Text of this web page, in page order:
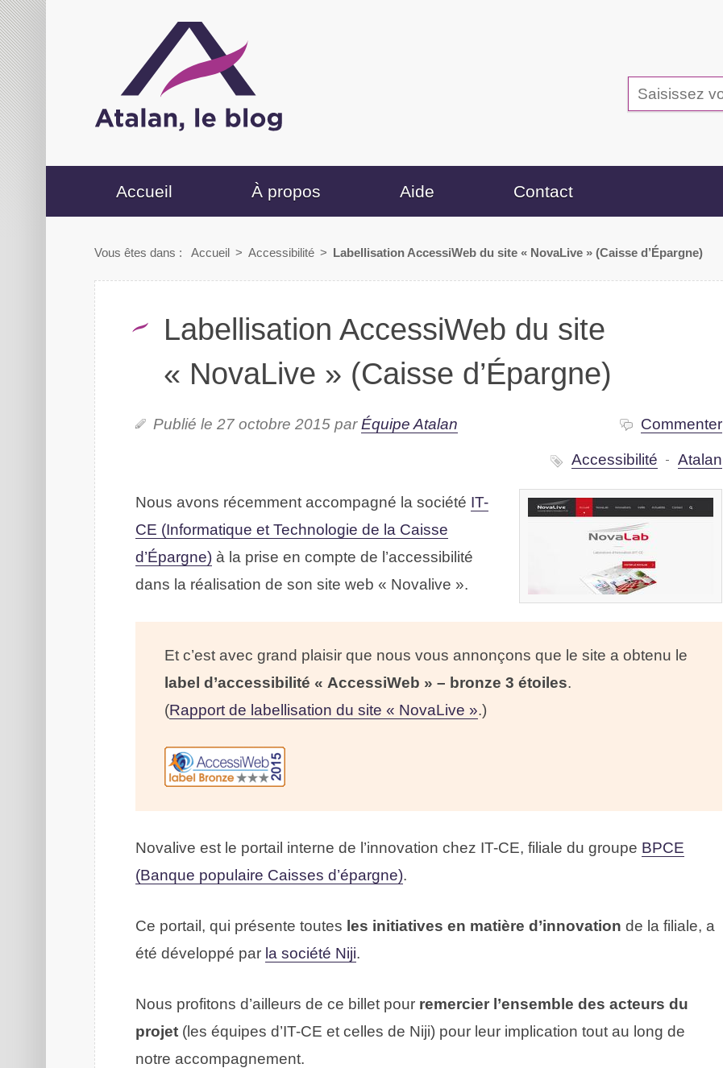
Accueil À propos Aide Contact
Vous êtes dans : Accueil > Accessibilité > Labellisation AccessiWeb du site « NovaLive » (Caisse d’Épargne)
Labellisation AccessiWeb du site
« NovaLive » (Caisse d’Épargne)
Commenter
Publié le 27 octobre 2015 parÉquipe Atalan
Accessibilité Atalan
Nous avons récemment accompagné la société IT-
CE (Informatique et Technologie de la Caisse
d’Épargne)à la prise en compte de l’accessibilité
dans la réalisation de son site web « Novalive ».
Et c’est avec grand plaisir que nous vous annonçons que le site a obtenu le
label d’accessibilité « AccessiWeb » – bronze 3 étoiles.
(Rapport de labellisation du site « NovaLive ».)
Novalive est le portail interne de l’innovation chez IT-CE, filiale du groupe BPCE
(Banque populaire Caisses d’épargne).
Ce portail, qui présente toutes les initiatives en matière d’innovation de la filiale, a
été développé par la société Niji.
Nous profitons d’ailleurs de ce billet pour remercier l’ensemble des acteurs du
projet(les équipes d’IT-CE et celles de Niji) pour leur implication tout au long de
notre accompagnement.